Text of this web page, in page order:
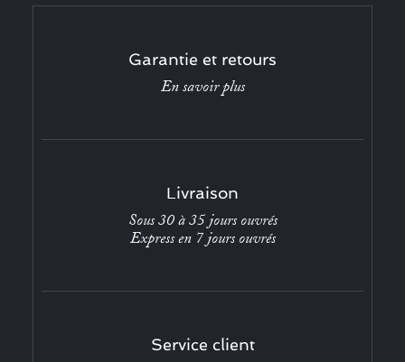
Garantie et retours
En savoir plus
Livraison
Sous 30 à 35 jours ouvrés
Express en 7 jours ouvrés
Service client